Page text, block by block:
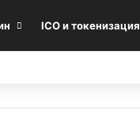
ICO и токенизация